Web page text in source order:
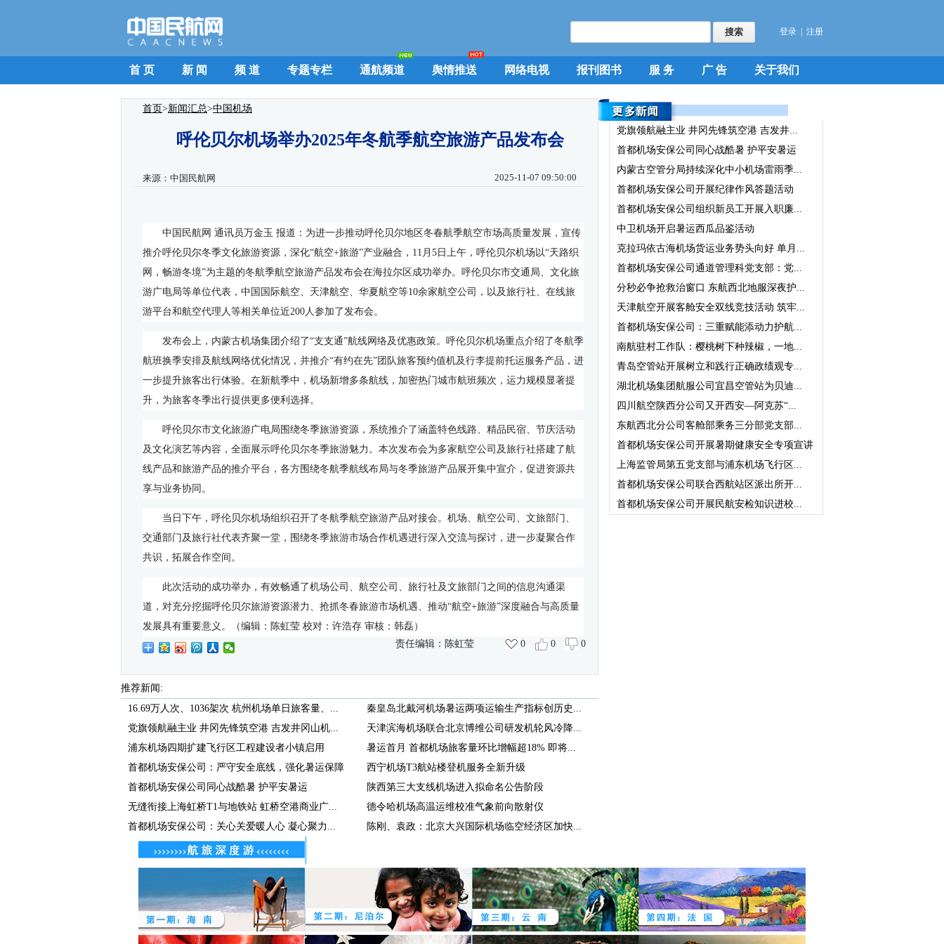
登录 注册
首 页 新 闻 频 道 专题专栏 通航频道 舆情推送 网络电视 报刊图书 服 务 广 告 关于我们
首页>新闻汇总>中国机场
呼伦贝尔机场举办2025年冬航季航空旅游产品发布会
来源： 中国民航网 2025-11-07 09:50:00
中国民航网 通讯员万金玉 报道：为进一步推动呼伦贝尔地区冬春航季航空市场高质量发展，宣传
推介呼伦贝尔冬季文化旅游资源，深化“航空+旅游”产业融合， 11 月 5 日上午，呼伦贝尔机场以“天路织
网，畅游冬境”为主题的冬航季航空旅游产品发布会在海拉尔区成功举办。呼伦贝尔市交通局、文化旅
游广电局等单位代表，中国国际航空、天津航空、华夏航空等10余家航空公司，以及旅行社、在线旅
游平台和航空代理人等相关单位近200人参加了发布会。
发布会上，内蒙古机场集团介绍了“支支通”航线网络及优惠政策。呼伦贝尔机场重点介绍了冬航季
航班换季安排及航线网络优化情况，并推介“有约在先”团队旅客预约值机及行李提前托运服务产品，进
一步提升旅客出行体验。在新航季中，机场新增多条航线，加密热门城市航班频次，运力规模显著提
升，为旅客冬季出行提供更多便利选择。
呼伦贝尔市文化旅游广电局围绕冬季旅游资源，系统推介了涵盖特色线路、精品民宿、节庆活动
及文化演艺等内容，全面展示呼伦贝尔冬季旅游魅力。本次发布会为多家航空公司及旅行社搭建了航
线产品和旅游产品的推介平台，各方围绕冬航季航线布局与冬季旅游产品展开集中宣介，促进资源共
享与业务协同。
当日下午，呼伦贝尔机场组织召开了冬航季航空旅游产品对接会。机场、航空公司、文旅部门、
交通部门及旅行社代表齐聚一堂，围绕冬季旅游市场合作机遇进行深入交流与探讨，进一步凝聚合作
共识，拓展合作空间。
此次活动的成功举办，有效畅通了机场公司、航空公司、旅行社及文旅部门之间的信息沟通渠
道，对充分挖掘呼伦贝尔旅游资源潜力、抢抓冬春旅游市场机遇、推动“航空+旅游”深度融合与高质量
发展具有重要意义。（编辑：陈虹莹 校对：许浩存 审核：韩磊）
责任编辑： 陈虹莹 0 0 0
推荐新闻:
16.69万人次、1036架次 杭州机场单日旅客量、...
党旗领航融主业 井冈先锋筑空港 吉发井冈山机...
浦东机场四期扩建飞行区工程建设者小镇启用
首都机场安保公司：严守安全底线，强化暑运保障
首都机场安保公司同心战酷暑 护平安暑运
无缝衔接上海虹桥T1与地铁站 虹桥空港商业广...
首都机场安保公司：关心关爱暖人心 凝心聚力...
秦皇岛北戴河机场暑运两项运输生产指标创历史...
天津滨海机场联合北京博维公司研发机轮风冷降...
暑运首月 首都机场旅客量环比增幅超18% 即将...
西宁机场T3航站楼登机服务全新升级
陕西第三大支线机场进入拟命名公告阶段
德令哈机场高温运维校准气象前向散射仪
陈刚、袁政：北京大兴国际机场临空经济区加快...
党旗领航融主业 井冈先锋筑空港 吉发井...
首都机场安保公司同心战酷暑 护平安暑运
内蒙古空管分局持续深化中小机场雷雨季...
首都机场安保公司开展纪律作风答题活动
首都机场安保公司组织新员工开展入职廉...
中卫机场开启暑运西瓜品鉴活动
克拉玛依古海机场货运业务势头向好 单月...
首都机场安保公司通道管理科党支部：党...
分秒必争抢救治窗口 东航西北地服深夜护...
天津航空开展客舱安全双线竞技活动 筑牢...
首都机场安保公司：三重赋能添动力护航...
南航驻村工作队：樱桃树下种辣椒，一地...
青岛空管站开展树立和践行正确政绩观专...
湖北机场集团航服公司宜昌空管站为贝迪...
四川航空陕西分公司又开西安—阿克苏“...
东航西北分公司客舱部乘务三分部党支部...
首都机场安保公司开展暑期健康安全专项宣讲
上海监管局第五党支部与浦东机场飞行区...
首都机场安保公司联合西航站区派出所开...
首都机场安保公司开展民航安检知识进校...